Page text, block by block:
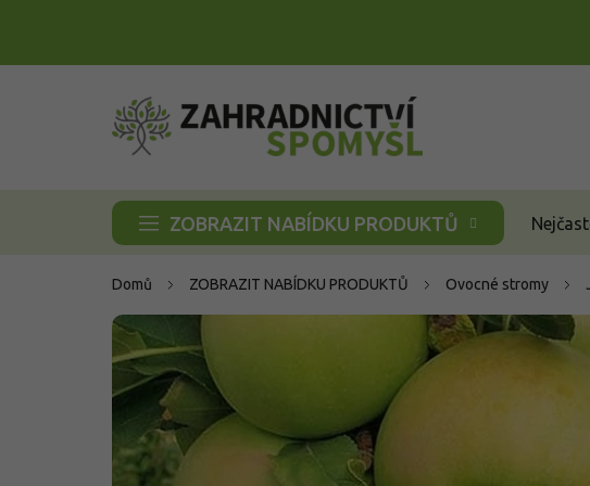
ZOBRAZIT NABÍDKU PRODUKTŮ
Domů ZOBRAZIT NABÍDKU PRODUKTŮ Ovocné stromy